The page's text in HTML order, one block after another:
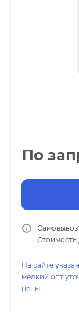
По
Самовывоз
Стоимость
На сайте
мелкий опт
цены!